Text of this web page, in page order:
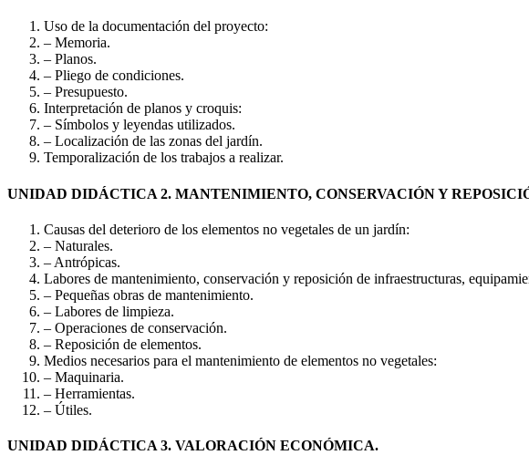
Uso de la documentación del proyecto:
– Memoria.
– Planos.
– Pliego de condiciones.
– Presupuesto.
Interpretación de planos y croquis:
– Símbolos y leyendas utilizados.
– Localización de las zonas del jardín.
Temporalización de los trabajos a realizar.
UNIDAD DIDÁCTICA 2. MANTENIMIENTO, CONSERVACIÓN Y
Causas del deterioro de los elementos no vegetales de un jardín:
– Naturales.
– Antrópicas.
Labores de mantenimiento, conservación y reposición de infraestructuras,
– Pequeñas obras de mantenimiento.
– Labores de limpieza.
– Operaciones de conservación.
– Reposición de elementos.
Medios necesarios para el mantenimiento de elementos no vegetales:
– Maquinaria.
– Herramientas.
– Útiles.
UNIDAD DIDÁCTICA 3. VALORACIÓN ECONÓMICA.